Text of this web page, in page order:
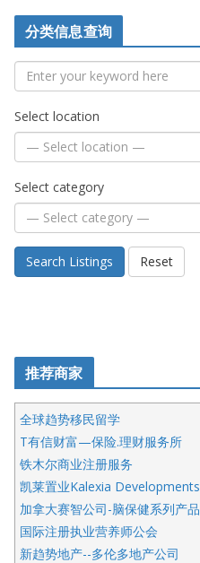
分类信息查询
Select location
Select category
Search Listings Reset
推荐商家
全球趋势移民留学
T有信财富—保险.理财服务所
铁木尔商业注册服务
凯莱置业Kalexia Developments
加拿大赛智公司-脑保健系列产品
国际注册执业营养师公会
新趋势地产--多伦多地产公司